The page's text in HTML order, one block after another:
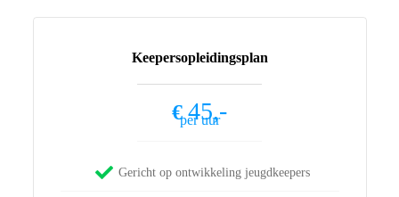
Keepersopleidingsplan
€45,-
per uur
Gericht op ontwikkeling jeugdkeepers